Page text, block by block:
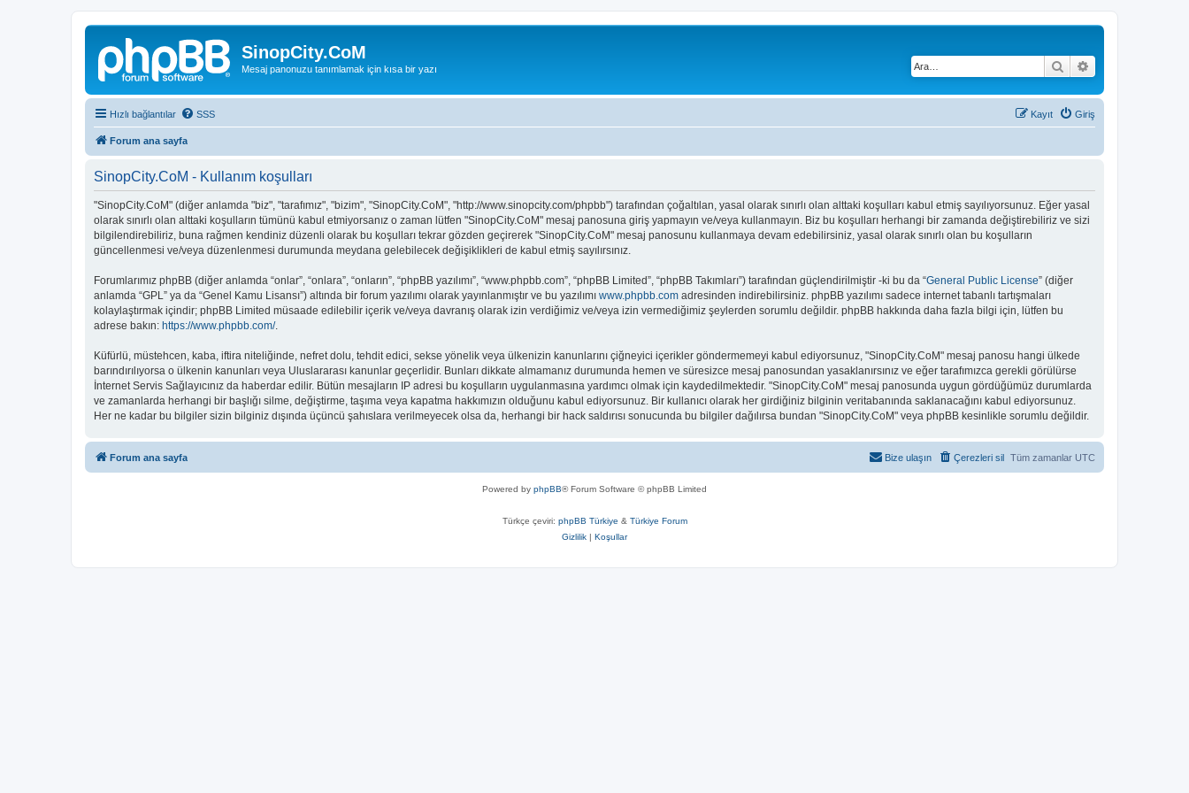
SinopCity.CoM
Mesaj panonuzu tanımlamak için kısa bir yazı Ara
Hızlı bağlantılar SSS Giriş
Kayıt
Forum ana sayfa
SinopCity.CoM - Kullanım koşulları
"SinopCity.CoM" (diğer anlamda "biz", "tarafımız", "bizim", "SinopCity.CoM", "http://www.sinopcity.com/phpbb") tarafından çoğaltılan, yasal olarak sınırlı olan alttaki koşulları kabul etmiş sayılıyorsunuz. Eğer yasal
olarak sınırlı olan alttaki koşulların tümünü kabul etmiyorsanız o zaman lütfen "SinopCity.CoM" mesaj panosuna giriş yapmayın ve/veya kullanmayın. Biz bu koşulları herhangi bir zamanda değiştirebiliriz ve sizi
bilgilendirebiliriz, buna rağmen kendiniz düzenli olarak bu koşulları tekrar gözden geçirerek "SinopCity.CoM" mesaj panosunu kullanmaya devam edebilirsiniz, yasal olarak sınırlı olan bu koşulların
güncellenmesi ve/veya düzenlenmesi durumunda meydana gelebilecek değişiklikleri de kabul etmiş sayılırsınız.
Forumlarımız phpBB (diğer anlamda “onlar”, “onlara”, “onların”, “phpBB yazılımı”, “www.phpbb.com”, “phpBB Limited”, “phpBB Takımları”) tarafından güçlendirilmiştir -ki bu da “General Public License” (diğer
anlamda “GPL” ya da “Genel Kamu Lisansı”) altında bir forum yazılımı olarak yayınlanmıştır ve bu yazılımı www.phpbb.com adresinden indirebilirsiniz. phpBB yazılımı sadece internet tabanlı tartışmaları
kolaylaştırmak içindir; phpBB Limited müsaade edilebilir içerik ve/veya davranış olarak izin verdiğimiz ve/veya izin vermediğimiz şeylerden sorumlu değildir. phpBB hakkında daha fazla bilgi için, lütfen bu
adrese bakın: https://www.phpbb.com/.
Küfürlü, müstehcen, kaba, iftira niteliğinde, nefret dolu, tehdit edici, sekse yönelik veya ülkenizin kanunlarını çiğneyici içerikler göndermemeyi kabul ediyorsunuz, "SinopCity.CoM" mesaj panosu hangi ülkede
barındırılıyorsa o ülkenin kanunları veya Uluslararası kanunlar geçerlidir. Bunları dikkate almamanız durumunda hemen ve süresizce mesaj panosundan yasaklanırsınız ve eğer tarafımızca gerekli görülürse
İnternet Servis Sağlayıcınız da haberdar edilir. Bütün mesajların IP adresi bu koşulların uygulanmasına yardımcı olmak için kaydedilmektedir. "SinopCity.CoM" mesaj panosunda uygun gördüğümüz durumlarda
ve zamanlarda herhangi bir başlığı silme, değiştirme, taşıma veya kapatma hakkımızın olduğunu kabul ediyorsunuz. Bir kullanıcı olarak her girdiğiniz bilginin veritabanında saklanacağını kabul ediyorsunuz.
Her ne kadar bu bilgiler sizin bilginiz dışında üçüncü şahıslara verilmeyecek olsa da, herhangi bir hack saldırısı sonucunda bu bilgiler dağılırsa bundan "SinopCity.CoM" veya phpBB kesinlikle sorumlu değildir.
Forum ana sayfa Tüm zamanlar UTC
Çerezleri sil
Bize ulaşın
Powered by phpBB® Forum Software © phpBB Limited
Türkçe çeviri: phpBB Türkiye & Türkiye Forum
Gizlilik | Koşullar